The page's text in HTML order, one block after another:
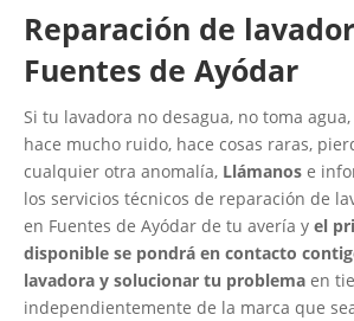
Reparación de
Fuentes de Ayódar
Si tu lavadora no desagua, no toma
hace mucho ruido, hace cosas raras,
cualquier otra anomalía, Llámanos e
los servicios técnicos de reparación de
en Fuentes de Ayódar de tu avería y el
disponible se pondrá en contacto
lavadora y solucionar tu problema en
independientemente de la marca que